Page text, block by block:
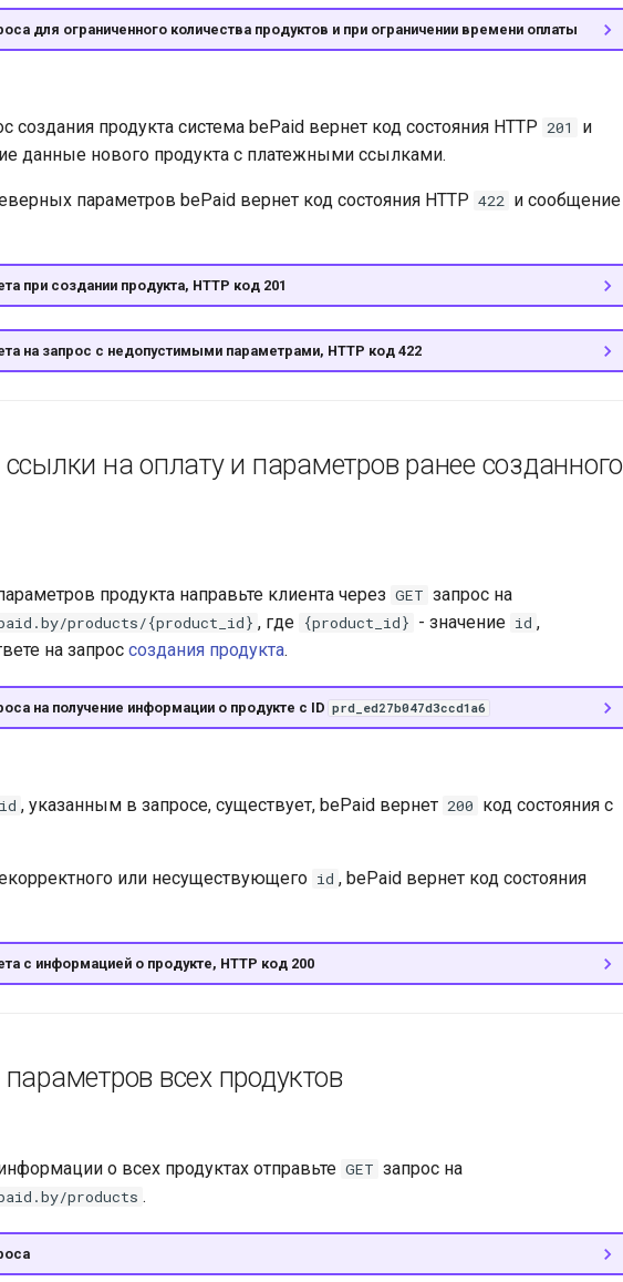
для ограниченного количества продуктов и при ограничении времени оплаты
создания продукта система bePaid вернет код состояния HTTP 201
и
данные нового продукта с платежными ссылками.
параметров bePaid вернет код состояния HTTP 422 и сообщение
при создании продукта, HTTP код 201
на запрос с недопустимыми параметрами, HTTP код 422
на оплату и параметров ранее созданного
продукта направьте клиента через GET запрос на
products/{product_id} , где {product_id} - значение id ,
на запрос создания продукта.
на получение информации о продукте с ID prd_ed27b047d3ccd1a6
id , указанным в запросе, существует, bePaid вернет 200 код состояния с
или несуществующего id , bePaid вернет код состояния
с информацией о продукте, HTTP код 200
всех продуктов
о всех продуктах отправьте GET запрос на
products .